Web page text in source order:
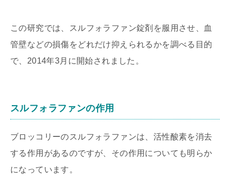
この研究では、スルフォラファン錠剤を服用させ、血
管壁などの損傷をどれだけ抑えられるかを調べる目的
で、2014年3月に開始されました。
スルフォラファンの作用
ブロッコリーのスルフォラファンは、活性酸素を消去
する作用があるのですが、その作用についても明らか
になっています。